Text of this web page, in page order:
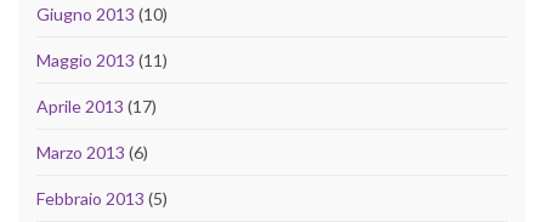
Giugno 2013 (10)
Maggio 2013 (11)
Aprile 2013 (17)
Marzo 2013 (6)
Febbraio 2013 (5)